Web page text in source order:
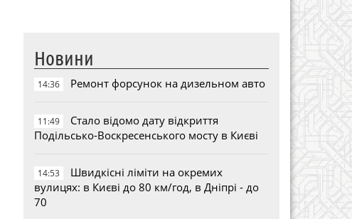
Новини
14:36 Ремонт форсунок на дизельном авто
11:49
Стало відомо дату відкриття
Подільсько-Воскресенського мосту в Києві
14:53
Швидкісні ліміти на окремих
вулицях: в Києві до 80 км/год, в Дніпрі - до
70